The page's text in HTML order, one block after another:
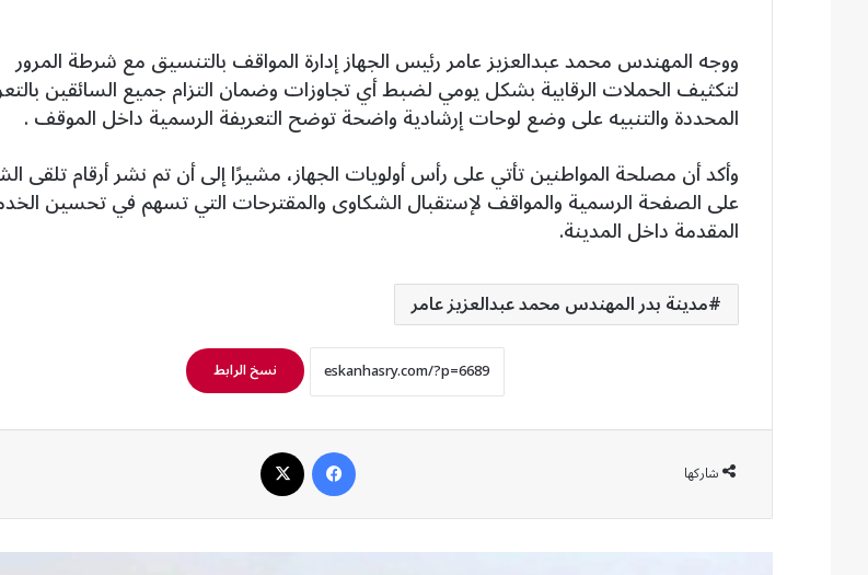
ووجه المهندس محمد عبدالعزيز عامر رئيس الجهاز إدارة المواقف بالتنسيق مع شرطة المرور
لتكثيف الحملات الرقابية بشكل يومي لضبط أي تجاوزات وضمان التزام جميع السائقين
المحددة والتنبيه على وضع لوحات إرشادية واضحة توضح التعريفة الرسمية داخل الموقف .
وأكد أن مصلحة المواطنين تأتي على رأس أولويات الجهاز، مشيرًا إلى أن تم نشر أرقام تلقى
على الصفحة الرسمية والمواقف لإستقبال الشكاوى والمقترحات التي تسهم في تحسين
المقدمة داخل المدينة.
مدينة بدر المهندس محمد عبدالعزيز عامر
نسخ الرابط
شاركها